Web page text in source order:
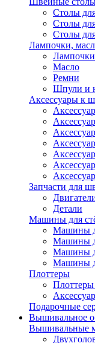
Столы
Столы
Столы
Лампочки,
Лампочки
Масло
Ремни
Шпули и
Аксессуары к
Запчасти для
Детали
Машины для
Машины
Машины
Машины
Машины
Плоттеры
Плоттеры
Подарочные
Вышивальное
Вышивальные